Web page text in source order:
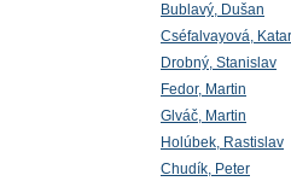
Bublavý, Dušan
Cséfalvayová,
Drobný, Stanislav
Fedor, Martin
Glváč, Martin
Holúbek, Rastislav
Chudík, Peter